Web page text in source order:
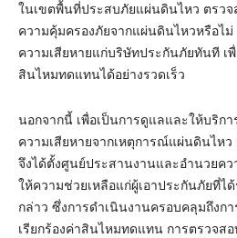
ในเขตพื้นที่ประสบภัยแผ่นดินไหว ตรว
ความคุ้มครองภัยจากแผ่นดินไหวหรือไ
ความเสียหายแก่บริษัทประกันภัยทันที เ
สินไหมทดแทนได้อย่างรวดเร็ว
นอกจากนี้ เพื่อเป็นการดูแลและให้บริก
ความเสียหายจากเหตุการณ์แผ่นดินไห
จึงได้ตั้งศูนย์ประสานงานและอำนวยค
ให้ความช่วยเหลือแก่ผู้เอาประกันภัยที่ไ
กล่าว ซึ่งการดำเนินงานครอบคลุมถึงก
เรียกร้องค่าสินไหมทดแทน การตรวจ